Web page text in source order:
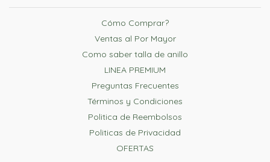
Cómo Comprar?
Ventas al Por Mayor
Como saber talla de anillo
LINEA PREMIUM
Preguntas Frecuentes
Términos y Condiciones
Politica de Reembolsos
Politicas de Privacidad
OFERTAS